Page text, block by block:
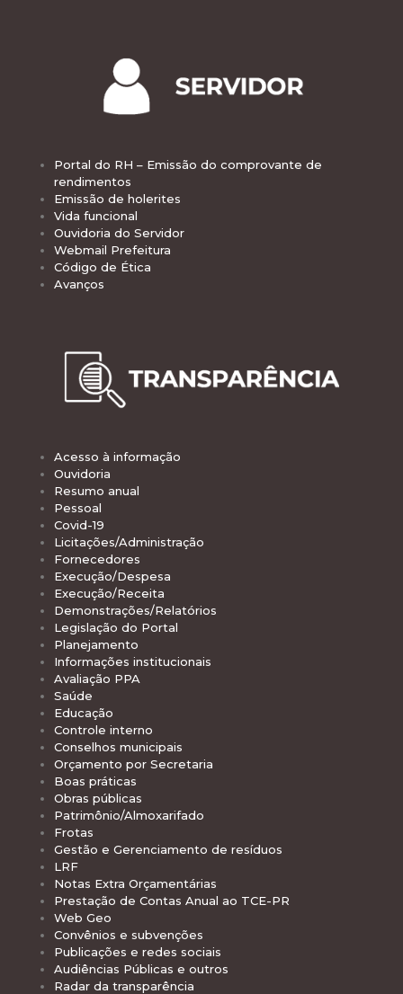
Portal do RH – Emissão do comprovante de
rendimentos
Emissão de holerites
Vida funcional
Ouvidoria do Servidor
Webmail Prefeitura
Código de Ética
Avanços
Acesso à informação
Ouvidoria
Resumo anual
Pessoal
Covid-19
Licitações/Administração
Fornecedores
Execução/Despesa
Execução/Receita
Demonstrações/Relatórios
Legislação do Portal
Planejamento
Informações institucionais
Avaliação PPA
Saúde
Educação
Controle interno
Conselhos municipais
Orçamento por Secretaria
Boas práticas
Obras públicas
Patrimônio/Almoxarifado
Frotas
Gestão e Gerenciamento de resíduos
LRF
Notas Extra Orçamentárias
Prestação de Contas Anual ao TCE-PR
Web Geo
Convênios e subvenções
Publicações e redes sociais
Audiências Públicas e outros
Radar da transparência